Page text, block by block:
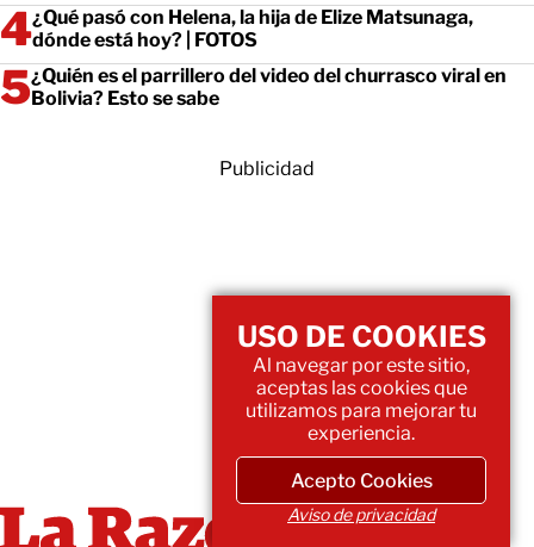
¿Qué pasó con Helena, la hija de Elize Matsunaga,
dónde está hoy? | FOTOS
¿Quién es el parrillero del video del churrasco viral en
Bolivia? Esto se sabe
Publicidad
USO DE COOKIES
Al navegar por este sitio,
aceptas las cookies que
utilizamos para mejorar tu
experiencia.
Acepto Cookies
Aviso de privacidad